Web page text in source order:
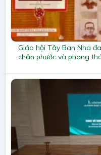
Giáo hội Tây Ban Nha
chân phước và phong